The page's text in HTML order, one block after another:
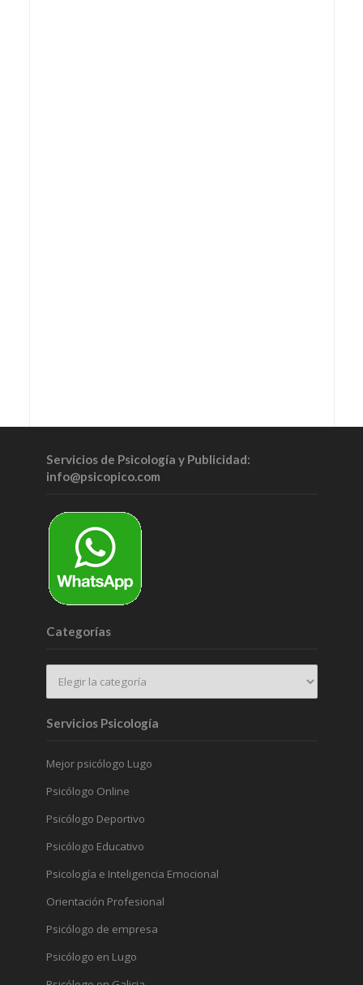
Servicios de Psicología y Publicidad:
info@psicopico.com
Categorías
Servicios Psicología
Mejor psicólogo Lugo
Psicólogo Online
Psicólogo Deportivo
Psicólogo Educativo
Psicología e Inteligencia Emocional
Orientación Profesional
Psicólogo de empresa
Psicólogo en Lugo